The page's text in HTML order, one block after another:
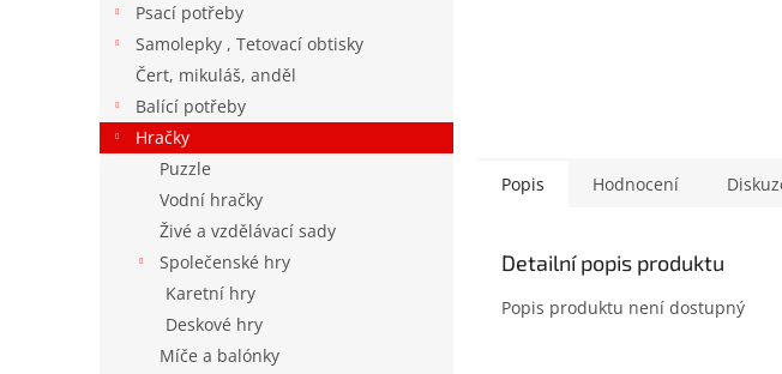
Psací potřeby
Samolepky , Tetovací obtisky
Čert, mikuláš, anděl
Balící potřeby
Hračky
Puzzle
Vodní hračky
Živé a vzdělávací sady
Společenské hry
Karetní hry
Deskové hry
Míče a balónky
Popis Hodnocení
Detailní popis produktu
Popis produktu není dostupný